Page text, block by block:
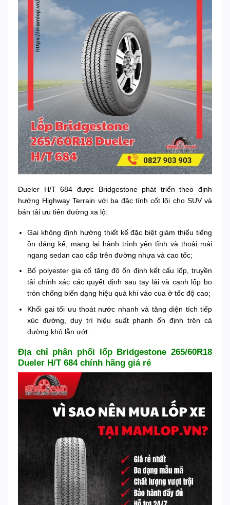
Dueler H/T 684 được Bridgestone phát triển theo định
hướng Highway Terrain với ba đặc tính cốt lõi cho SUV và
bán tải ưu tiên đường xa lộ:
Gai không định hướng thiết kế đặc biệt giảm thiểu tiếng
ồn đáng kể, mang lại hành trình yên tĩnh và thoải mái
ngang sedan cao cấp trên đường nhựa và cao tốc;
Bố polyester gia cố tăng độ ổn định kết cấu lốp, truyền
tải chính xác các quyết định sau tay lái và cạnh lốp bo
tròn chống biến dạng hiệu quả khi vào cua ở tốc độ cao;
Khối gai tối ưu thoát nước nhanh và tăng diện tích tiếp
xúc đường, duy trì hiệu suất phanh ổn định trên cả
đường khô lẫn ướt.
Địa chỉ phân phối lốp Bridgestone 265/60R18
Dueler H/T 684 chính hãng giá rẻ